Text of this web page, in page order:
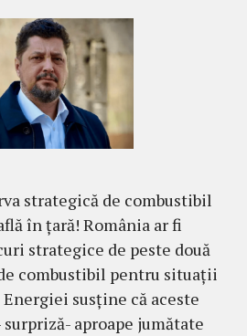
strategică de combustibil
în țară! România ar fi
strategice de peste două
combustibil pentru situații
susține că aceste
aproape jumătate